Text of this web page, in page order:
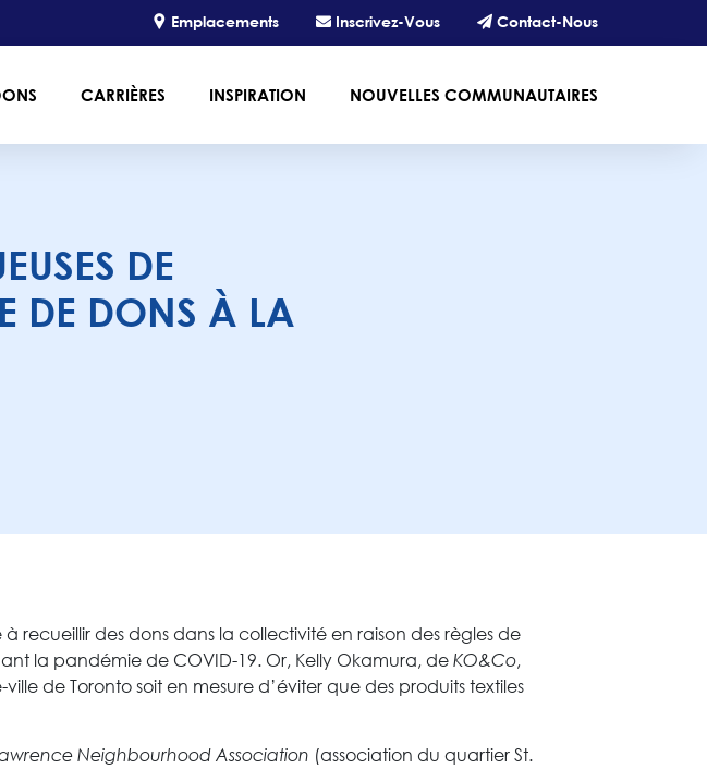
Emplacements Inscrivez-Vous Contact-Nous
CARRIÈRES INSPIRATION NOUVELLES COMMUNAUTAIRES
DE
DE DONS À LA
recueillir des dons dans la collectivité en raison des règles de
la pandémie de COVID-19. Or, Kelly Okamura, de KO&Co,
de Toronto soit en mesure d’éviter que des produits textiles
Neighbourhood Association (association du quartier St.